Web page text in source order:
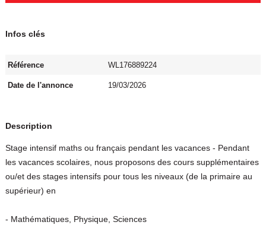
Infos clés
Référence WL176889224
Date de l'annonce 19/03/2026
Description
Stage intensif maths ou français pendant les vacances - Pendant
les vacances scolaires, nous proposons des cours supplémentaires
ou/et des stages intensifs pour tous les niveaux (de la primaire au
supérieur) en
- Mathématiques, Physique, Sciences